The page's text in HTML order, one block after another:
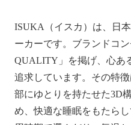
ISUKA（イスカ）は、日
ーカーです。ブランドコ
QUALITY」を掲げ、心あ
追求しています。その特
部にゆとりを持たせた3D
め、快適な睡眠をもたら